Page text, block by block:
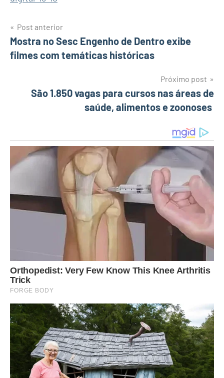
Navegação
de
Post anterior
Mostra no Sesc Engenho de Dentro exibe
filmes com temáticas históricas
Próximo post
São 1.850 vagas para cursos nas áreas de
saúde, alimentos e zoonoses